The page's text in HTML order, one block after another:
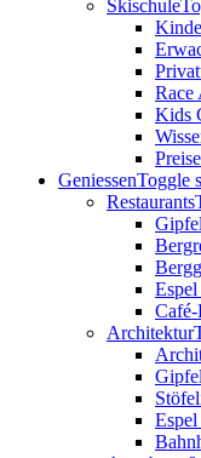
Skischule
Race
Kids
Preise
GeniessenToggle
Restaurants
Architektur